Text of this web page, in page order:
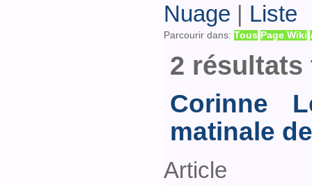
Nuage | Liste
Parcourir dans: Tous Page Wiki
2 résultats
Corinne
matinale
Article